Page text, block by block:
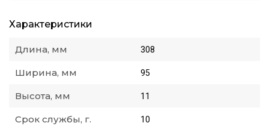
Характеристики
Длина, мм 308
Ширина, мм 95
Высота, мм 11
Срок службы, г. 10